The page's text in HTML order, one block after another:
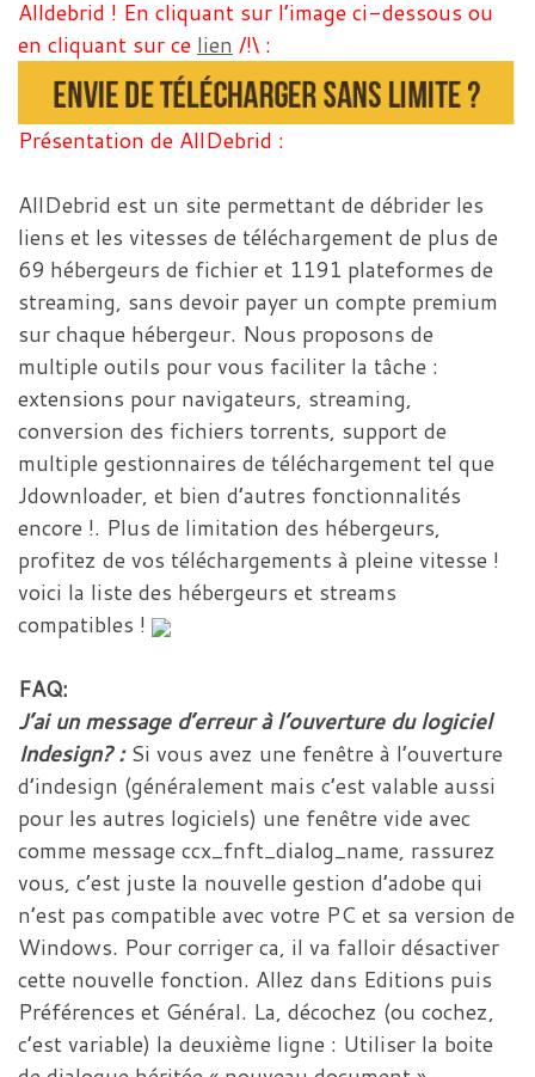
Alldebrid ! En cliquant sur l’image ci-dessous ou
en cliquant sur ce lien /!\ :
Présentation de AllDebrid :
AllDebrid est un site permettant de débrider les
liens et les vitesses de téléchargement de plus de
69 hébergeurs de fichier et 1191 plateformes de
streaming, sans devoir payer un compte premium
sur chaque hébergeur. Nous proposons de
multiple outils pour vous faciliter la tâche :
extensions pour navigateurs, streaming,
conversion des fichiers torrents, support de
multiple gestionnaires de téléchargement tel que
Jdownloader, et bien d’autres fonctionnalités
encore !. Plus de limitation des hébergeurs,
profitez de vos téléchargements à pleine vitesse !
voici la liste des hébergeurs et streams
compatibles !
FAQ:
J’ai un message d’erreur à l’ouverture du logiciel
Indesign? :Si vous avez une fenêtre à l’ouverture
d’indesign (généralement mais c’est valable aussi
pour les autres logiciels) une fenêtre vide avec
comme message ccx_fnft_dialog_name, rassurez
vous, c’est juste la nouvelle gestion d’adobe qui
n’est pas compatible avec votre PC et sa version de
Windows. Pour corriger ca, il va falloir désactiver
cette nouvelle fonction. Allez dans Editions puis
Préférences et Général. La, décochez (ou cochez,
c’est variable) la deuxième ligne : Utiliser la boite